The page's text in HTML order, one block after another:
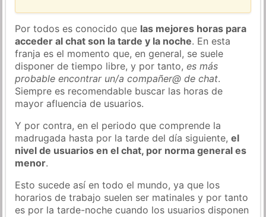
Por todos es conocido que las mejores horas para
acceder al chat son la tarde y la noche. En esta
franja es el momento que, en general, se suele
disponer de tiempo libre, y por tanto,es más
probable encontrar un/a compañer@ de chat.
Siempre es recomendable buscar las horas de
mayor afluencia de usuarios.
Y por contra, en el periodo que comprende la
madrugada hasta por la tarde del día siguiente,el
nivel de usuarios en el chat, por norma general es
menor.
Esto sucede así en todo el mundo, ya que los
horarios de trabajo suelen ser matinales y por tanto
es por la tarde-noche cuando los usuarios disponen